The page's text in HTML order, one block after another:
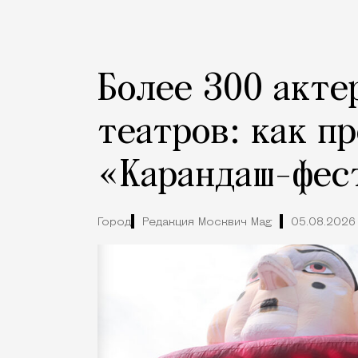
Более 300
театров: как
«Карандаш-
Город Редакция Москвич Mag 05.08.2026